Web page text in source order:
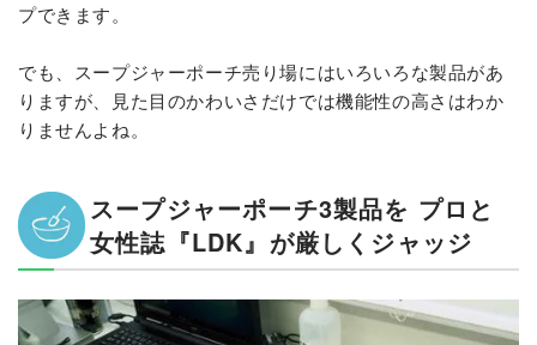
プできます。
でも、スープジャーポーチ売り場にはいろいろな製品があ
りますが、見た目のかわいさだけでは機能性の高さはわか
りませんよね。
スープジャーポーチ3製品を プロと
女性誌『LDK』が厳しくジャッジ